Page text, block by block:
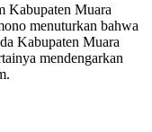
Kabupaten Muara
menuturkan bahwa
Kabupaten Muara
mendengarkan